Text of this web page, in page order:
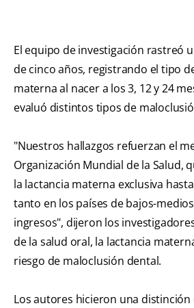
El equipo de investigación rastreó
de cinco años, registrando el tipo
materna al nacer a los 3, 12 y 24
evaluó distintos tipos de
"Nuestros hallazgos refuerzan el
Organización Mundial de la Salud,
la lactancia materna exclusiva
tanto en los países de bajos-
ingresos", dijeron los
de la salud oral, la lactancia
riesgo de maloclusión dental.
Los autores hicieron una distinción